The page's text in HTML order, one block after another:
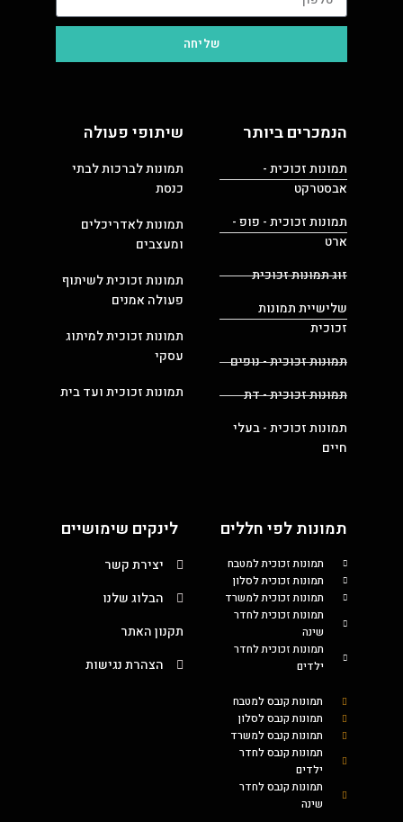
שליחה
הנמכרים ביותר
תמונות זכוכית -
אבסטרקט
תמונות זכוכית - פופ -
ארט
זוג תמונות זכוכית
שלישיית תמונות
זכוכית
תמונות זכוכית - נופים
תמונות זכוכית - דת
תמונות זכוכית - בעלי
חיים
שיתופי פעולה
תמונות לברכות לבתי
כנסת
תמונות לאדריכלים
ומעצבים
תמונות זכוכית לשיתוף
פעולה אמנים
תמונות זכוכית למיתוג
עסקי
תמונות זכוכית ועד בית
תמונות לפי חללים
תמונות זכוכית למטבח
תמונות זכוכית לסלון
תמונות זכוכית למשרד
תמונות זכוכית לחדר
שינה
תמונות זכוכית לחדר
ילדים
תמונות קנבס למטבח
תמונות קנבס לסלון
תמונות קנבס למשרד
תמונות קנבס לחדר
ילדים
תמונות קנבס לחדר
שינה
לינקים שימושיים
יצירת קשר
הבלוג שלנו
תקנון האתר
הצהרת נגישות